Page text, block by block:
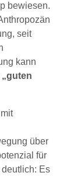
bewiesen.
seit
kann
„guten
über
für
Es